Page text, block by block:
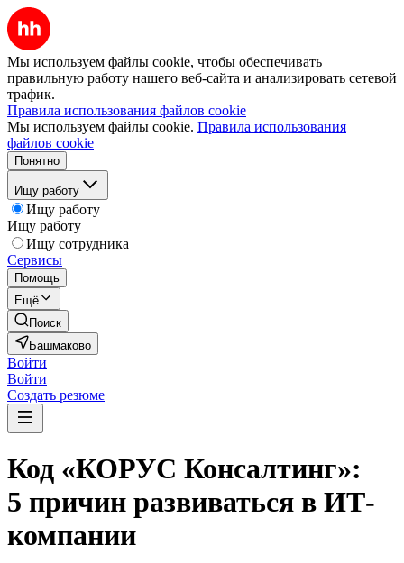
Мы используем файлы cookie, чтобы обеспечивать
правильную работу нашего веб-сайта и анализировать сетевой
трафик.
Правила использования файлов cookie
Мы используем файлы cookie. Правила использования
файлов cookie
Понятно
Ищу работу
Ищу работу
Ищу работу
Ищу сотрудника
Сервисы
Помощь
Ещё
Поиск
Башмаково
Войти
Войти
Создать резюме
Код «КОРУС Консалтинг»:
5 причин развиваться в ИТ-
компании